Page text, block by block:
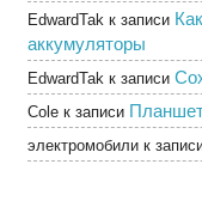
EdwardTak к записи
аккумуляторы
EdwardTak к записи
Cole к записи
электромобили к